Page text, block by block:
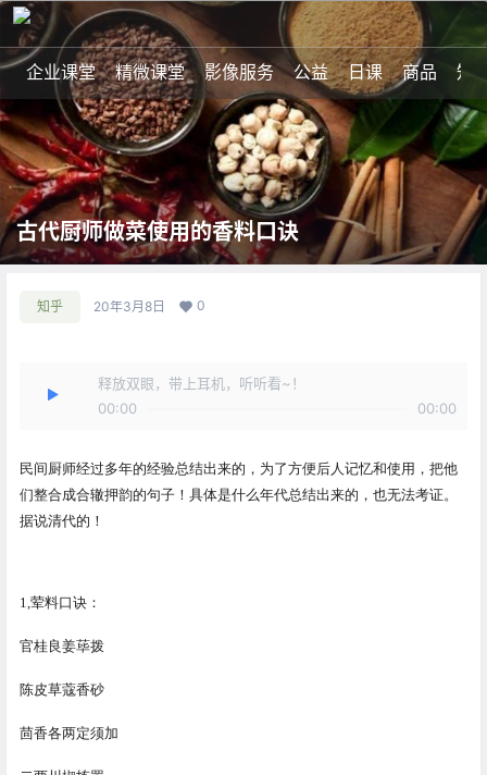
企业课堂 精微课堂 影像服务 公益 日课 商品 知
古代厨师做菜使用的香料口诀
知乎 20年3月8日 0
释放双眼，带上耳机，听听看~！
00:00
00:00
民间厨师经过多年的经验总结出来的，为了方便后人记忆和使用，把他
们整合成合辙押韵的句子！具体是什么年代总结出来的，也无法考证。
据说清代的！
1,荤料口诀：
官桂良姜荜拨
陈皮草蔻香砂
茴香各两定须加